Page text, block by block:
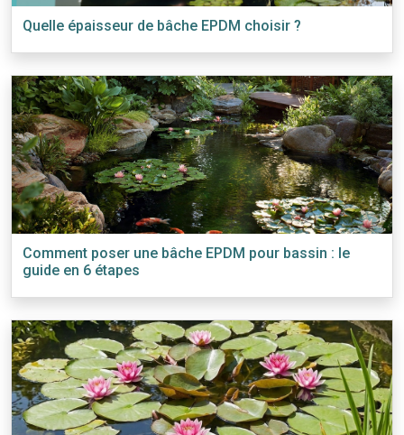
Quelle épaisseur de bâche EPDM choisir ?
Comment poser une bâche EPDM pour bassin : le
guide en 6 étapes